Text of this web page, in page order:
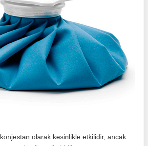
olarak kesinlikle etkilidir, ancak